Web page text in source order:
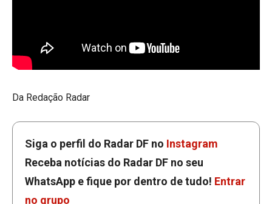
Da Redação Radar
Siga o perfil do Radar DF no Instagram
Receba notícias do Radar DF no seu
WhatsApp e fique por dentro de tudo! Entrar
no grupo